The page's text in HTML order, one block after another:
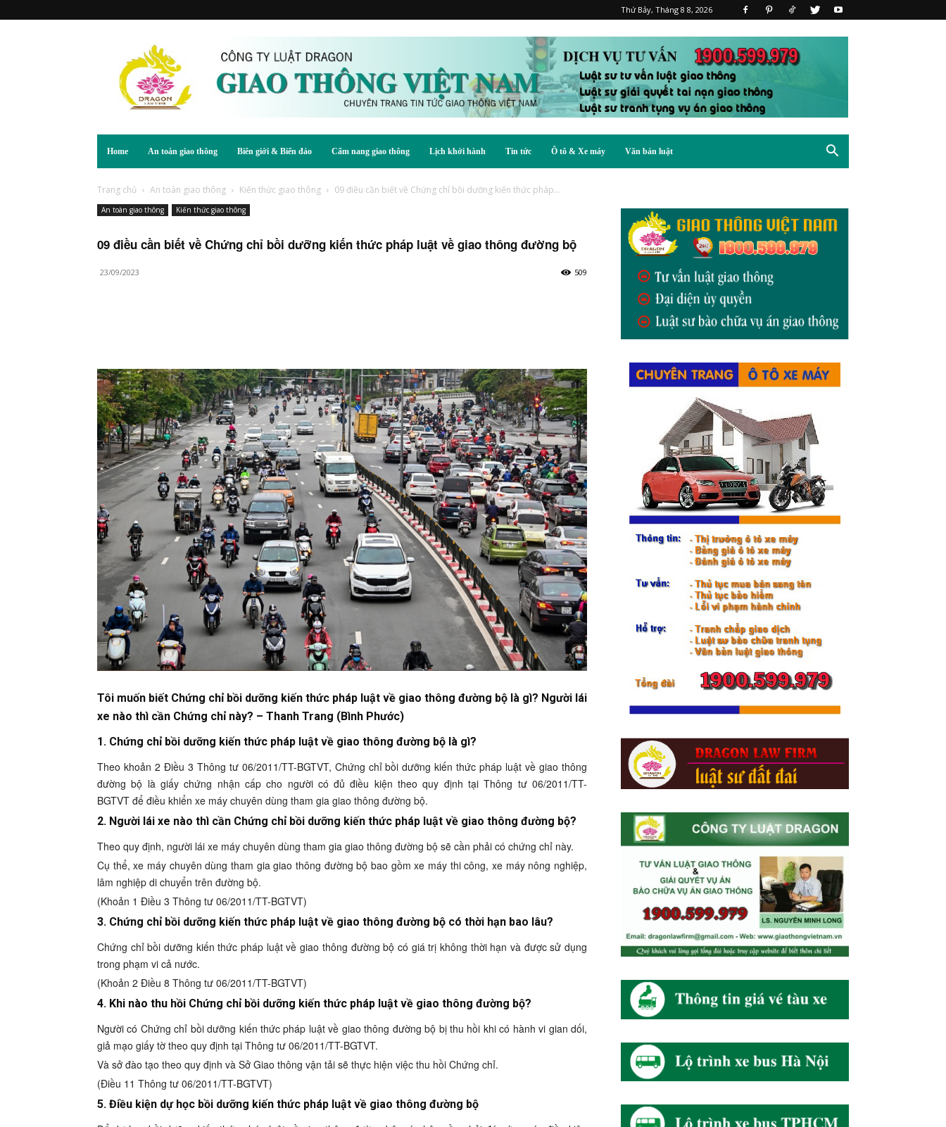
Thứ Bảy, Tháng 8 8, 2026
Home An toàn giao thông Biên giới & Biển đảo Cẩm nang giao thông Lịch khởi hành Tin tức Ô tô & Xe máy Văn bản luật
Trang chủ An toàn giao thông Kiến thức giao thông 09 điều cần biết về Chứng chỉ bồi dưỡng kiến thức pháp...
An toàn giao thông Kiến thức giao thông
09 điều cần biết về Chứng chỉ bồi dưỡng kiến thức pháp luật về giao thông đường bộ
23/09/2023 509
Tôi muốn biết Chứng chỉ bồi dưỡng kiến thức pháp luật về giao thông đường bộ là gì? Người lái
xe nào thì cần Chứng chỉ này? – Thanh Trang (Bình Phước)
1. Chứng chỉ bồi dưỡng kiến thức pháp luật về giao thông đường bộ là gì?
Theo khoản 2 Điều 3 Thông tư 06/2011/TT-BGTVT, Chứng chỉ bồi dưỡng kiến thức pháp luật về giao thông
đường bộ là giấy chứng nhận cấp cho người có đủ điều kiện theo quy định tại Thông tư 06/2011/TT-
BGTVT để điều khiển xe máy chuyên dùng tham gia giao thông đường bộ.
2. Người lái xe nào thì cần Chứng chỉ bồi dưỡng kiến thức pháp luật về giao thông đường bộ?
Theo quy định, người lái xe máy chuyên dùng tham gia giao thông đường bộ sẽ cần phải có chứng chỉ này.
Cụ thể, xe máy chuyên dùng tham gia giao thông đường bộ bao gồm xe máy thi công, xe máy nông nghiệp,
lâm nghiệp di chuyển trên đường bộ.
(Khoản 1 Điều 3 Thông tư 06/2011/TT-BGTVT)
3. Chứng chỉ bồi dưỡng kiến thức pháp luật về giao thông đường bộ có thời hạn bao lâu?
Chứng chỉ bồi dưỡng kiến thức pháp luật về giao thông đường bộ có giá trị không thời hạn và được sử dụng
trong phạm vi cả nước.
(Khoản 2 Điều 8 Thông tư 06/2011/TT-BGTVT)
4. Khi nào thu hồi Chứng chỉ bồi dưỡng kiến thức pháp luật về giao thông đường bộ?
Người có Chứng chỉ bồi dưỡng kiến thức pháp luật về giao thông đường bộ bị thu hồi khi có hành vi gian dối,
giả mạo giấy tờ theo quy định tại Thông tư 06/2011/TT-BGTVT.
Và sở đào tạo theo quy định và Sở Giao thông vận tải sẽ thực hiện việc thu hồi Chứng chỉ.
(Điều 11 Thông tư 06/2011/TT-BGTVT)
5. Điều kiện dự học bồi dưỡng kiến thức pháp luật về giao thông đường bộ